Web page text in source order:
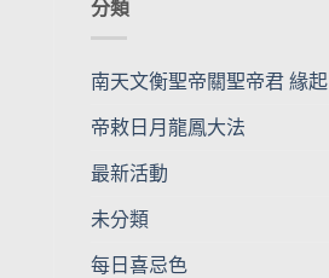
分類
南天文衡聖帝關聖帝君 緣起
帝敕日月龍鳳大法
最新活動
未分類
每日喜忌色